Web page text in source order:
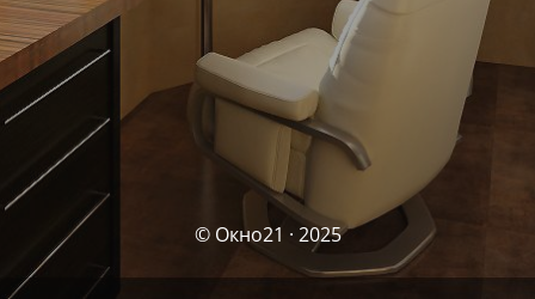
© Окно21 · 2025